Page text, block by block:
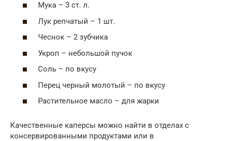
Мука – 3 ст. л.
Лук репчатый – 1 шт.
Чеснок – 2 зубчика
Укроп – небольшой пучок
Соль – по вкусу
Перец черный молотый – по вкусу
Растительное масло – для жарки
Качественные каперсы можно найти в отделах с
консервированными продуктами или в